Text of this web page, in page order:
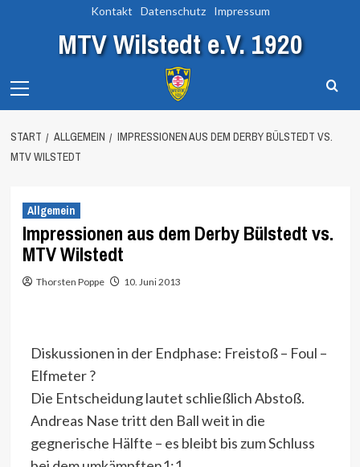
Kontakt Datenschutz Impressum
MTV Wilstedt e.V. 1920
Menu
START ALLGEMEIN
IMPRESSIONEN AUS DEM DERBY BÜLSTEDT VS.
MTV WILSTEDT
Allgemein
Impressionen aus dem Derby Bülstedt vs.
MTV Wilstedt
Thorsten Poppe 10. Juni 2013
Diskussionen in der Endphase: Freistoß – Foul –
Elfmeter ?
Die Entscheidung lautet schließlich Abstoß.
Andreas Nase tritt den Ball weit in die
gegnerische Hälfte – es bleibt bis zum Schluss